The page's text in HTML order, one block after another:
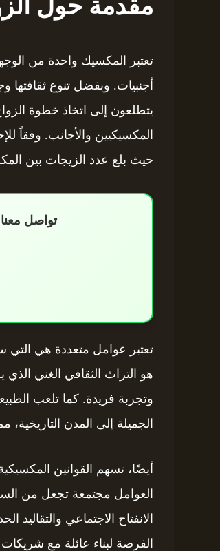
مقدمة حول
تعتبر المكسيك واحدة من
أجنبيات. وبفضل تنوع ثقافتها
يتطلعون إلى اتخاذ خطوة
المكسيكيين والأجانب. وفقاً
حيث بلغ عدد الزيجات بين المكسيكيين والأجانب
تواصل
تعتبر عوامل متعددة هي
هو التراث الثقافي الغني الذي
وتجربة فريدة. كما تلعب
الجميلة إلى المدن التاريخية،
أيضًا، تسهم القوانين
العوامل مجتمعة تجعل من
الانفتاح الاجتماعي
الفرصة لبناء عائلة مع